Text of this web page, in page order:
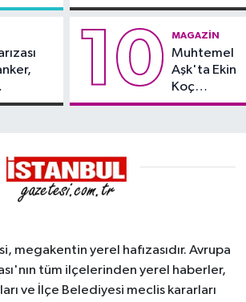
kayması
10 MAGAZIN
Muhtemel
Aşk'ta Ekin
Koç
damgası
megakentin yerel hafızasıdır. Avrupa
tüm ilçelerinden yerel haberler,
ve İlçe Belediyesi meclis kararları